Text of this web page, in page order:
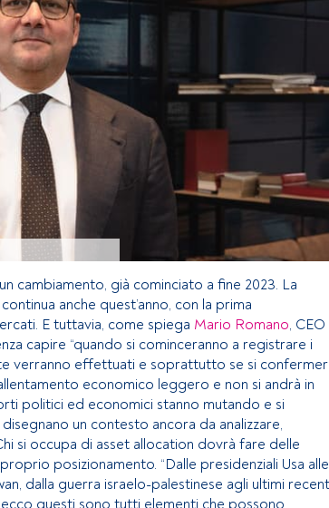
cambiamento, già cominciato a fine 2023. La
anche quest’anno, con la prima
E tuttavia, come spiega Mario Romano, CEO
capire “quando si cominceranno a registrare i
verranno effettuati e soprattutto se si
economico leggero e non si andrà in
politici ed economici stanno mutando e si
un contesto ancora da analizzare,
si occupa di asset allocation dovrà fare delle
posizionamento. “Dalle presidenziali Usa alle
dalla guerra israelo-palestinese agli ultimi
ecco questi sono tutti elementi che possono